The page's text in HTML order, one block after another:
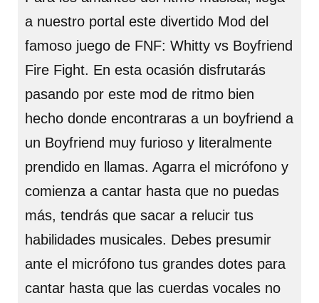
a nuestro portal este divertido Mod del
famoso juego de FNF: Whitty vs Boyfriend
Fire Fight. En esta ocasión disfrutarás
pasando por este mod de ritmo bien
hecho donde encontraras a un boyfriend a
un Boyfriend muy furioso y literalmente
prendido en llamas. Agarra el micrófono y
comienza a cantar hasta que no puedas
más, tendrás que sacar a relucir tus
habilidades musicales. Debes presumir
ante el micrófono tus grandes dotes para
cantar hasta que las cuerdas vocales no